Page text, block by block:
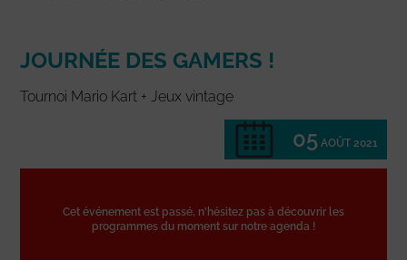
JOURNÉE DES GAMERS !
Tournoi Mario Kart + Jeux vintage
05 AOÛT 2021
Cet événement est passé, n'hésitez pas à découvrir les
programmes du moment sur notre agenda !